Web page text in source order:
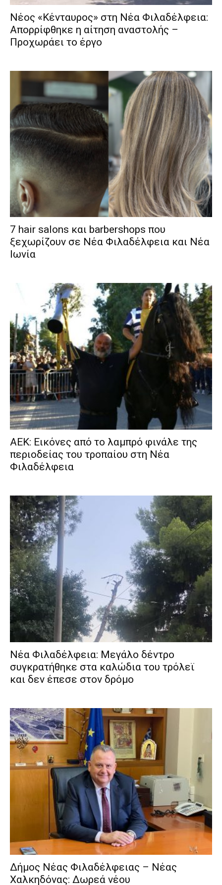
Νέος «Κένταυρος» στη Νέα Φιλαδέλφεια:
Απορρίφθηκε η αίτηση αναστολής –
Προχωράει το έργο
7 hair salons και barbershops που
ξεχωρίζουν σε Νέα Φιλαδέλφεια και Νέα
Ιωνία
ΑΕΚ: Εικόνες από το λαμπρό φινάλε της
περιοδείας του τροπαίου στη Νέα
Φιλαδέλφεια
Νέα Φιλαδέλφεια: Μεγάλο δέντρο
συγκρατήθηκε στα καλώδια του τρόλεϊ
και δεν έπεσε στον δρόμο
Δήμος Νέας Φιλαδέλφειας – Νέας
Χαλκηδόνας: Δωρεά νέου